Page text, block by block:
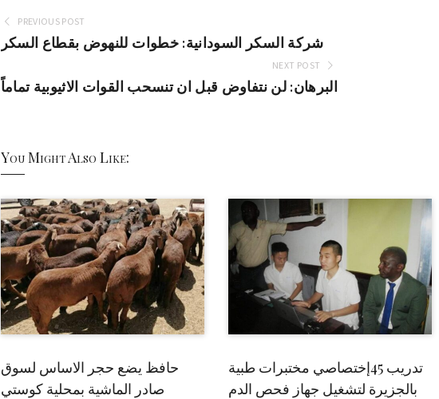
PREVIOUS POST
شركة السكر السودانية: خطوات للنهوض بقطاع السكر
NEXT POST
البرهان: لن نتفاوض قبل ان تنسحب القوات الاثيوبية تماماً
You Might Also Like:
حافظ يضع حجر الاساس لسوق
صادر الماشية بمحلية كوستي
تدريب 45إختصاصي مختبرات طبية
بالجزيرة لتشغيل جهاز فحص الدم